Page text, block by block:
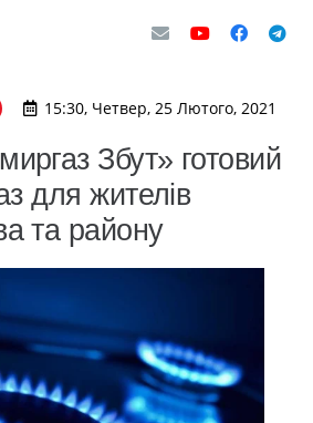
15:30, Четвер, 25 Лютого, 2021
Збут» готовий
для жителів
та району